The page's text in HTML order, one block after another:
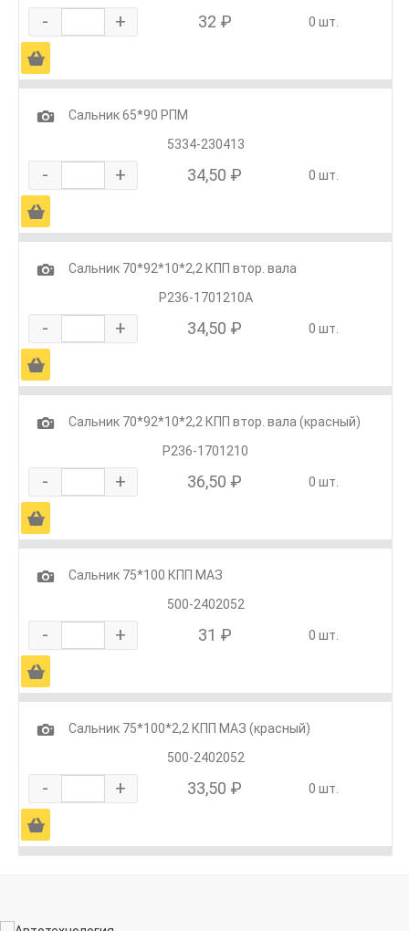
- + 32 ₽ 0 шт.
Ä
1
Сальник 65*90 РПМ
5334-230413
- + 34,50 ₽ 0 шт.
Ä
1
Сальник 70*92*10*2,2 КПП втор. вала
Р236-1701210А
- + 34,50 ₽ 0 шт.
Ä
1
Сальник 70*92*10*2,2 КПП втор. вала (красный)
Р236-1701210
- + 36,50 ₽ 0 шт.
Ä
1
Сальник 75*100 КПП МАЗ
500-2402052
- + 31 ₽ 0 шт.
Ä
1
Сальник 75*100*2,2 КПП МАЗ (красный)
500-2402052
- + 33,50 ₽ 0 шт.
Ä